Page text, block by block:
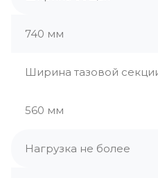
740 мм
Ширина тазовой
560 мм
Нагрузка не более